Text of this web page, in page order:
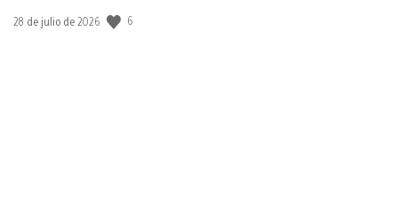
Fecha
28 de julio de 2026 6